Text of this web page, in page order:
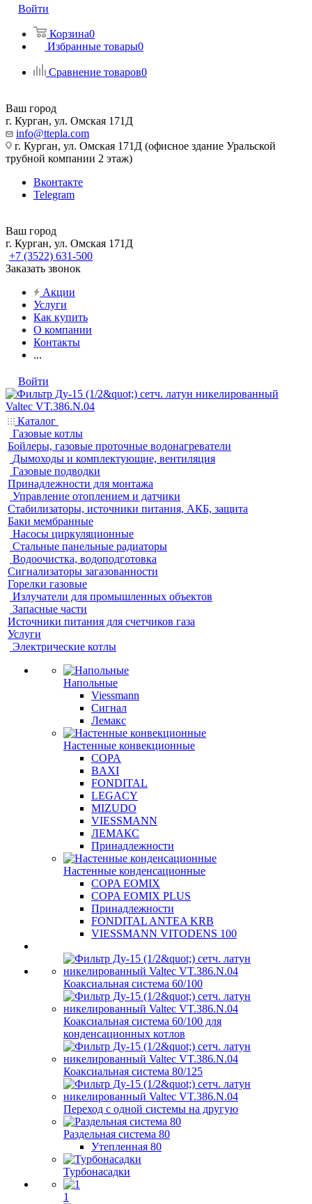
Войти
Корзина0
Избранные товары0
Сравнение товаров0
Ваш город
г. Курган, ул. Омская 171Д
info@ttepla.com
г. Курган, ул. Омская 171Д (офисное здание Уральской
трубной компании 2 этаж)
Вконтакте
Telegram
Ваш город
г. Курган, ул. Омская 171Д
+7 (3522) 631-500
Заказать звонок
Акции
Услуги
Как купить
О компании
Контакты
...
Войти
Каталог
Газовые котлы
Бойлеры, газовые проточные водонагреватели
Дымоходы и комплектующие, вентиляция
Газовые подводки
Принадлежности для монтажа
Управление отоплением и датчики
Стабилизаторы, источники питания, АКБ, защита
Баки мембранные
Насосы циркуляционные
Стальные панельные радиаторы
Водоочистка, водоподготовка
Сигнализаторы загазованности
Горелки газовые
Излучатели для промышленных объектов
Запасные части
Источники питания для счетчиков газа
Услуги
Электрические котлы
Напольные
Viessmann
Сигнал
Лемакс
Настенные конвекционные
COPA
BAXI
FONDITAL
LEGACY
MIZUDO
VIESSMANN
ЛЕМАКС
Принадлежности
Настенные конденсационные
COPA EOMIX
COPA EOMIX PLUS
Принадлежности
FONDITAL ANTEA KRB
VIESSMANN VITODENS 100
Коаксиальная система 60/100
Коаксиальная система 60/100 для
конденсационных котлов
Коаксиальная система 80/125
Переход с одной системы на другую
Раздельная система 80
Утепленная 80
Турбонасадки
1